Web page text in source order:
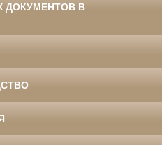
ДОКУМЕНТОВ В